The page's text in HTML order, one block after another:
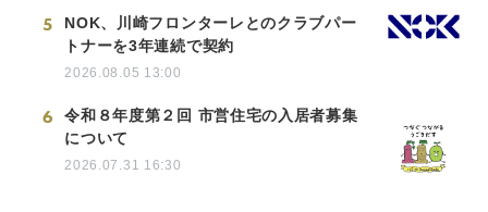
5
NOK、川崎フロンターレとのクラブパー
トナーを3年連続で契約
2026.08.05 13:00
6
令和８年度第２回 市営住宅の入居者募集
について
2026.07.31 16:30